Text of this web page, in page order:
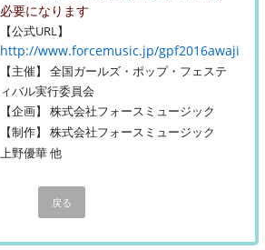
必要になります
【公式URL】
http://www.forcemusic.jp/gpf2016awaji
【主催】 全国ガールズ・ポップ・フェステ
ィバル実行委員会
【企画】 株式会社フォースミュージック
【制作】 株式会社フォースミュージック
上野優華 他
戻る